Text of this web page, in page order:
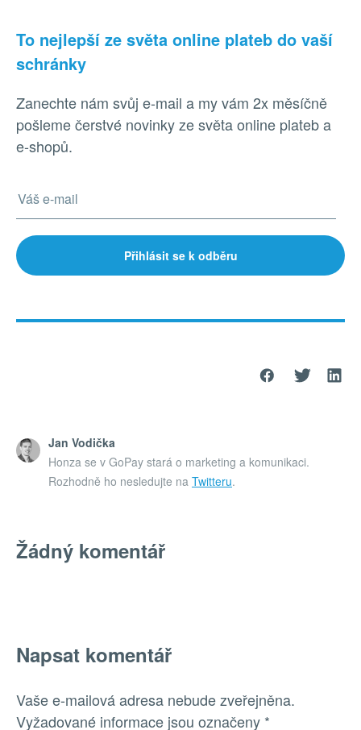
To nejlepší ze světa online plateb do vaší
schránky
Zanechte nám svůj e-mail a my vám 2x měsíčně
pošleme čerstvé novinky ze světa online plateb a
e-shopů.
Jan Vodička
Honza se v GoPay stará o marketing a komunikaci.
Rozhodně ho nesledujte na Twitteru.
Žádný komentář
Napsat komentář
Vaše e-mailová adresa nebude zveřejněna.
Vyžadované informace jsou označeny *